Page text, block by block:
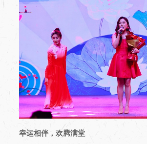
幸运相伴，欢腾满堂